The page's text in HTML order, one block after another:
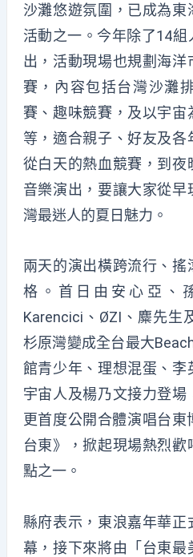
沙灘悠遊氛圍，已成為
活動之一。今年除了14
出，活動現場也規劃海
賽，內容包括台灣沙灘
賽、趣味競賽，及以宇宙
等，適合親子、好友及各
從白天的熱血競賽，到夜
音樂演出，要讓大家從
灣最迷人的夏日魅力。
兩天的演出橫跨流行、
格。首日由安心亞、孫
Karencici、ØZI、麋先生
杉原灣變成全台最大
館青少年、理想混蛋、李
宇宙人及楊乃文接力登
更首度公開合體演唱台東
台東》，掀起現場熱烈
點之一。
縣府表示，東浪嘉年華正
幕，接下來將由「台東